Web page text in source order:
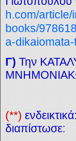
h.com/
books/
a-
Γ) Την
(**)
διαπίστωσε: